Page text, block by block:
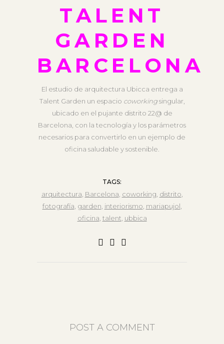
TALENT
GARDEN
BARCELONA
El estudio de arquitectura Ubicca entrega a
Talent Garden un espacio coworkingsingular,
ubicado en el pujante distrito 22@ de
Barcelona, con la tecnología y los parámetros
necesarios para convertirlo en un ejemplo de
oficina saludable y sostenible.
TAGS:
arquitectura, Barcelona, coworking, distrito,
fotografía, garden, interiorismo, mariapujol,
oficina, talent, ubbica
POST A COMMENT